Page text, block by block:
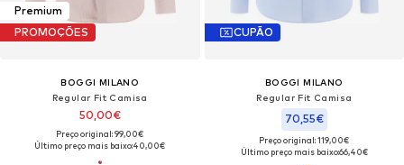
Premium
PROMOÇÕES
BOGGI MILANO
Regular Fit Camisa
50,00€
Preço original: 99,00€
Último preço mais baixo:40,00€
CUPÃO
BOGGI MILANO
Regular Fit Camisa
70,55€
Preço original: 119,00€
Último preço mais baixo:66,40€